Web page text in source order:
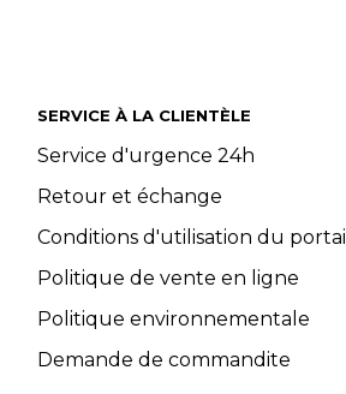
SERVICE À LA CLIENTÈLE
Service d'urgence 24h
Retour et échange
Conditions d'utilisation du portail
Politique de vente en ligne
Politique environnementale
Demande de commandite